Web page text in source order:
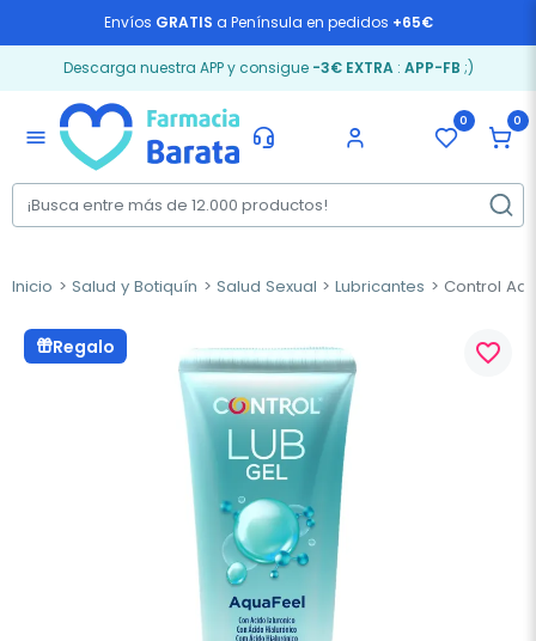
Envíos GRATIS a Península en pedidos +65€
Descarga nuestra APP y consigue -3€ EXTRA: APP-FB ;)
menu
0 0
Inicio Salud y Botiquín Salud Sexual Lubricantes Control
Regalo favorite_border